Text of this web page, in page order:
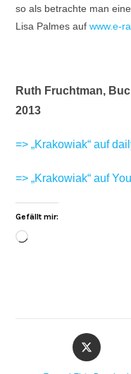
so als betrachte man
Lisa Palmes aufwww.e-
Ruth Fruchtman,
2013
=> „Krakowiak“ auf
=> „Krakowiak“ auf
Gefällt mir: